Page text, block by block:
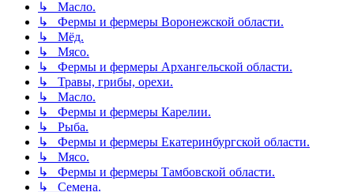
↳ Масло.
↳ Фермы и фермеры Воронежской области.
↳ Мёд.
↳ Мясо.
↳ Фермы и фермеры Архангельской области.
↳ Травы, грибы, орехи.
↳ Масло.
↳ Фермы и фермеры Карелии.
↳ Рыба.
↳ Фермы и фермеры Екатеринбургской области.
↳ Мясо.
↳ Фермы и фермеры Тамбовской области.
↳ Семена.